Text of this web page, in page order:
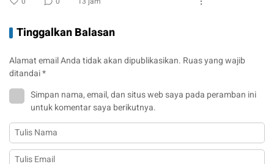
Tinggalkan Balasan
Alamat email Anda tidak akan dipublikasikan. Ruas yang wajib
ditandai*
Simpan nama, email, dan situs web saya pada peramban ini
untuk komentar saya berikutnya.